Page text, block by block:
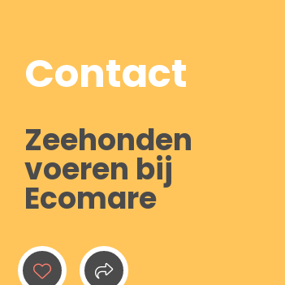
Contact
Zeehonden
voeren bij
Ecomare